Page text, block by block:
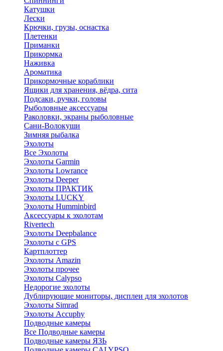
Катушки
Лески
Крючки, грузы, оснастка
Плетенки
Приманки
Прикормка
Наживка
Ароматика
Прикормочные кораблики
Ящики для хранения, вёдра, сита
Подсаки, ручки, головы
Рыболовные аксессуары
Раколовки, экраны рыболовные
Сани-Волокуши
Зимняя рыбалка
Эхолоты
Все Эхолоты
Эхолоты Garmin
Эхолоты Lowrance
Эхолоты Deeper
Эхолоты ПРАКТИК
Эхолоты LUCKY
Эхолоты Humminbird
Аксессуары к эхолотам
Rivertech
Эхолоты Deepbalance
Эхолоты с GPS
Картплоттер
Эхолоты Amazin
Эхолоты прочее
Эхолоты Calypso
Недорогие эхолоты
Дублирующие мониторы, дисплеи для эхолотов
Эхолоты Simrad
Эхолоты Accuphy
Подводные камеры
Все Подводные камеры
Подводные камеры ЯЗЬ